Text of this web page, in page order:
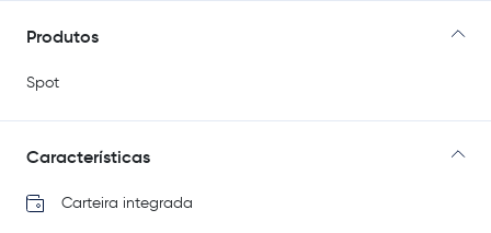
Produtos
Spot
Características
Carteira integrada